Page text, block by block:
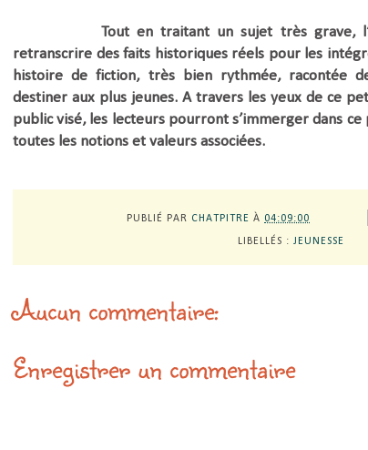
Tout en traitant un sujet très grave,
retranscrire des faits historiques réels pour les
histoire de fiction, très bien rythmée, racontée
destiner aux plus jeunes. A travers les yeux de ce
public visé, les lecteurs pourront s’immerger dans
toutes les notions et valeurs associées.
PUBLIÉ PAR CHATPITRE À 04:09:00
LIBELLÉS : JEUNESSE
Aucun commentaire:
Enregistrer un commentaire